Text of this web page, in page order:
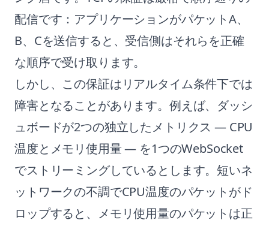
配信です：アプリケーションがパケットA、
B、Cを送信すると、受信側はそれらを正確
な順序で受け取ります。
しかし、この保証はリアルタイム条件下では
障害となることがあります。例えば、ダッシ
ュボードが2つの独立したメトリクス — CPU
温度とメモリ使用量 — を1つのWebSocket
でストリーミングしているとします。短いネ
ットワークの不調でCPU温度のパケットがド
ロップすると、メモリ使用量のパケットは正